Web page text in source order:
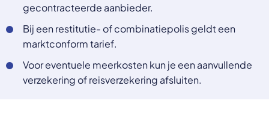
gecontracteerde aanbieder.
Bij een restitutie- of combinatiepolis geldt een
marktconform tarief.
Voor eventuele meerkosten kun je een aanvullende
verzekering of reisverzekering afsluiten.